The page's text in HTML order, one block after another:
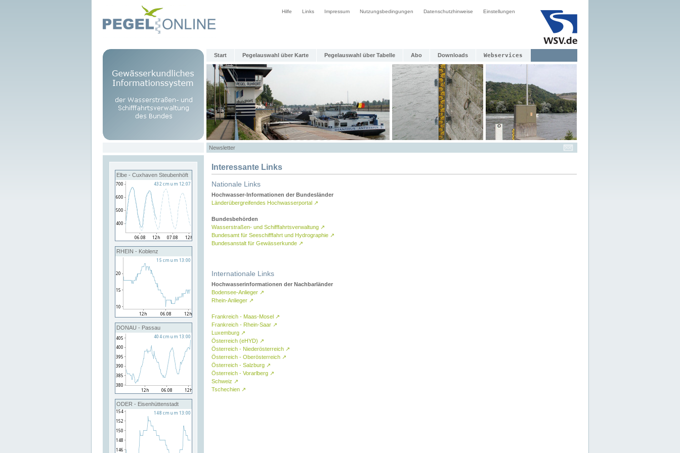
Hilfe Links Impressum Nutzungsbedingungen Datenschutzhinweise Einstellungen
Start Pegelauswahl über Karte Pegelauswahl über Tabelle Abo Downloads Webservices
Newsletter
Elbe - Cuxhaven Steubenhöft
RHEIN - Koblenz
DONAU - Passau
ODER - Eisenhüttenstadt
Interessante Links
Nationale Links
Hochwasser-Informationen der Bundesländer
Länderübergreifendes Hochwasserportal ↗
Bundesbehörden
Wasserstraßen- und Schifffahrtsverwaltung ↗
Bundesamt für Seeschifffahrt und Hydrographie ↗
Bundesanstalt für Gewässerkunde ↗
Internationale Links
Hochwasserinformationen der Nachbarländer
Bodensee-Anlieger ↗
Rhein-Anlieger ↗
Frankreich - Maas-Mosel ↗
Frankreich - Rhein-Saar ↗
Luxemburg ↗
Österreich (eHYD) ↗
Österreich - Niederösterreich ↗
Österreich - Oberösterreich ↗
Österreich - Salzburg ↗
Österreich - Vorarlberg ↗
Schweiz ↗
Tschechien ↗